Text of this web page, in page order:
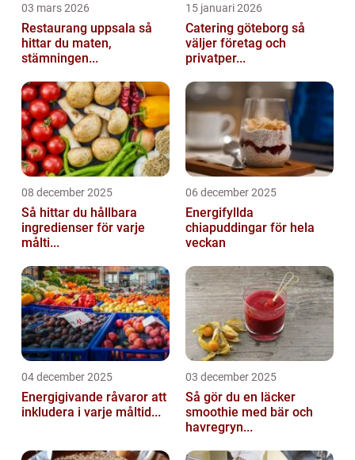
03 mars 2026
Restaurang uppsala så
hittar du maten,
stämningen...
15 januari 2026
Catering göteborg så
väljer företag och
privatper...
08 december 2025
Så hittar du hållbara
ingredienser för varje
målti...
06 december 2025
Energifyllda
chiapuddingar för hela
veckan
04 december 2025
Energigivande råvaror att
inkludera i varje måltid...
03 december 2025
Så gör du en läcker
smoothie med bär och
havregryn...